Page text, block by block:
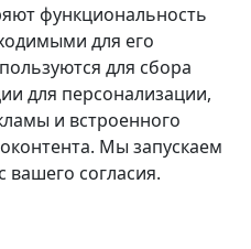
функциональность
для его
для сбора
для персонализации,
и встроенного
Мы запускаем
вашего согласия.